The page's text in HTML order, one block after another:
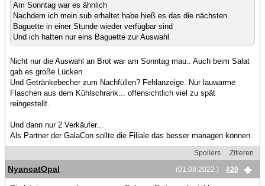
Am Sonntag war es ähnlich
Nachdem ich mein sub erhaltet habe hieß es das die nächsten
Baguette in einer Stunde wieder verfügbar sind
Und ich hatten nur eins Baguette zur Auswahl
Nicht nur die Auswahl an Brot war am Sonntag mau.. Auch beim Salat
gab es große Lücken.
Und Getränkebecher zum Nachfüllen? Fehlanzeige. Nur lauwarme
Flaschen aus dem Kühlschrank... offensichtlich viel zu spät
reingestellt.
Und dann nur 2 Verkäufer...
Als Partner der GalaCon sollte die Filiale das besser managen können.
Spoilers
Zitieren
(01.08.2022 )
#20
NyancatOpal